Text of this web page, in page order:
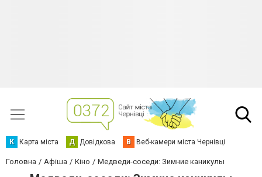
К Карта міста Д Довідкова В Веб-камери міста Чернівці
Головна Афіша Кіно Медведи-соседи: Зимние каникулы